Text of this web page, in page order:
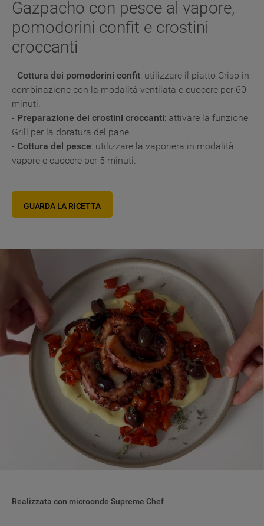
Gazpacho con pesce al vapore,
pomodorini confit e crostini
croccanti
- Cottura dei pomodorini confit: utilizzare il piatto Crisp in
combinazione con la modalità ventilata e cuocere per 60
minuti.
- Preparazione dei crostini croccanti: attivare la funzione
Grill per la doratura del pane.
- Cottura del pesce: utilizzare la vaporiera in modalità
vapore e cuocere per 5 minuti.
GUARDA LA RICETTA
Realizzata con microonde Supreme Chef